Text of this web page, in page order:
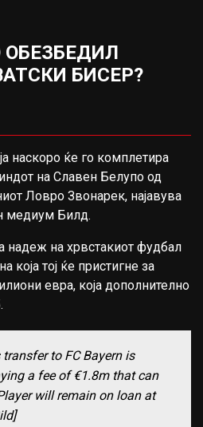
ОБЕЗБЕДИЛ
БИСЕР?
наскоро ќе го комплетира
на Славен Белупо од
Ловро Звонарек, најавува
медиум Билд.
надеж на хрвстакиот фудбал
која тој ќе пристигне за
евра, која дополнително
to FC Bayern is
a fee of €1.8m that can
will remain on loan at